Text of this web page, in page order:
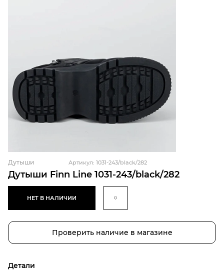
Дутыши Finn Line 1031-243/black/282
Дутыши Артикул: 1031-243/black/282
НЕТ В НАЛИЧИИ
Проверить наличие в магазине
Детали